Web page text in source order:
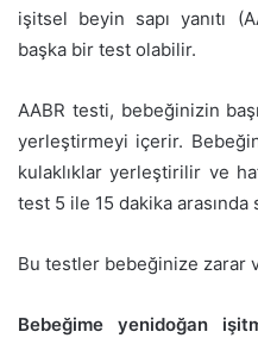
işitsel beyin sapı yanıtı
başka bir test olabilir.
AABR testi, bebeğinizin
yerleştirmeyi içerir.
kulaklıklar yerleştirilir ve
test 5 ile 15 dakika arasında
Bu testler bebeğinize zarar
Bebeğime yenidoğan